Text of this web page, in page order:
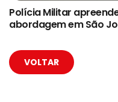
Polícia Militar
abordagem em São
VOLTAR